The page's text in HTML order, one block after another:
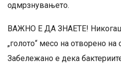
одмрзнувањето.
ВАЖНО Е ДА ЗНАЕТЕ! Никогаш
„голото“ месо на отворено на
Забележано е дека